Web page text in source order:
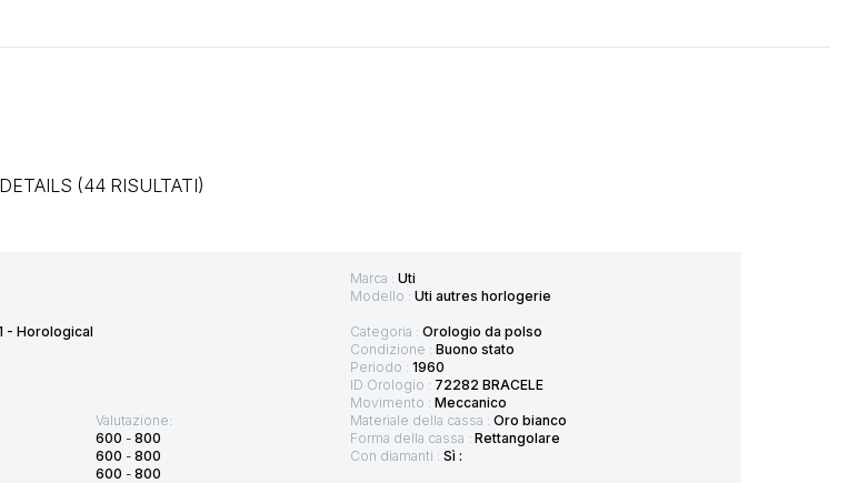
DETAILS (44 RISULTATI)
- Horological
Valutazione:
600 - 800
600 - 800
600 - 800
Marca : Uti
Modello : Uti autres horlogerie
Categoria : Orologio da polso
Condizione : Buono stato
Periodo : 1960
ID Orologio : 72282 BRACELE
Movimento : Meccanico
Materiale della cassa : Oro bianco
Forma della cassa : Rettangolare
Con diamanti : Sì :